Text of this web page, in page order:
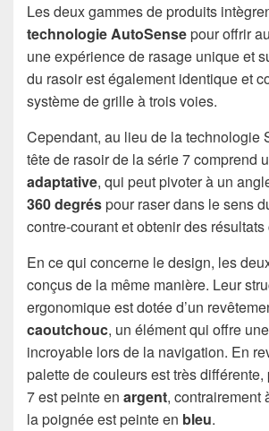
Les deux gammes de produits
technologie AutoSensepour offrir
une expérience de rasage unique et
du rasoir est également identique et
système de grille à trois voies.
Cependant, au lieu de la technologie
tête de rasoir de la série 7 comprend
adaptative, qui peut pivoter à un
360 degréspour raser dans le sens
contre-courant et obtenir des résultats
En ce qui concerne le design, les
conçus de la même manière. Leur
ergonomique est dotée d’un
caoutchouc, un élément qui offre
incroyable lors de la navigation. En
palette de couleurs est très
7 est peinte en argent, contrairement
la poignée est peinte en bleu.